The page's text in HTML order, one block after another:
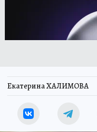
Екатерина ХАЛИМОВА